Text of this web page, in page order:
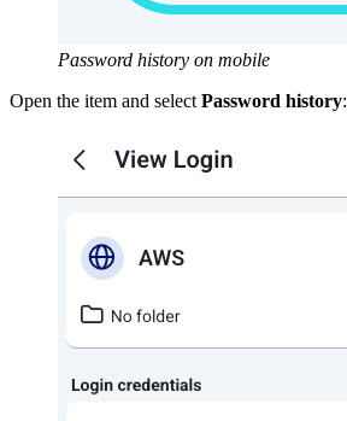
Password history on mobile
Open the item and selectPassword history: